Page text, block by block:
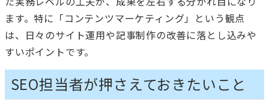
ます。特に「コンテンツマーケティング」という観点
は、日々のサイト運用や記事制作の改善に落とし込みや
すいポイントです。
SEO担当者が押さえておきたいこと